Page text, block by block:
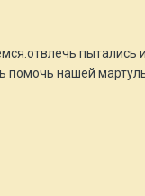
нашей